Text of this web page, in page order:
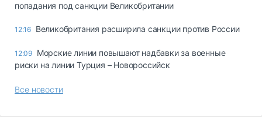
попадания под санкции Великобритании
12:16 Великобритания расширила санкции против России
12:09 Морские линии повышают надбавки за военные
риски на линии Турция – Новороссийск
Все новости